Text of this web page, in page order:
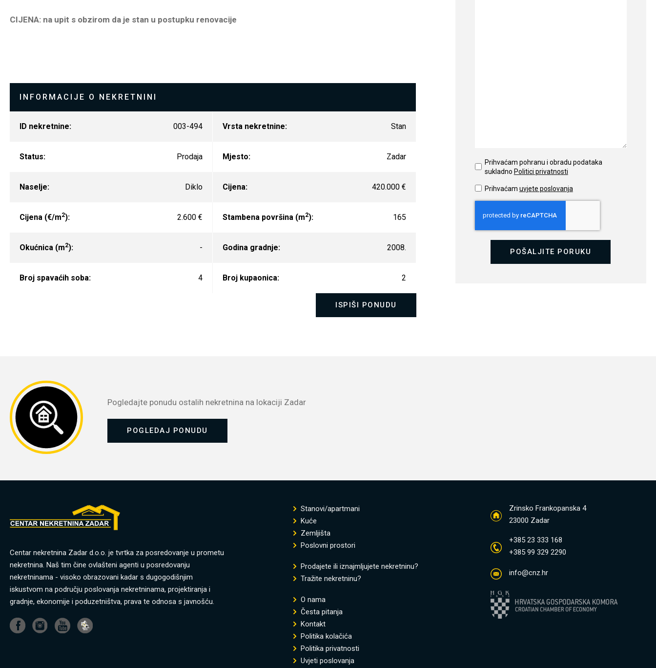
CIJENA: na upit s obzirom da je stan u postupku renovacije
INFORMACIJE O NEKRETNINI
ID nekretnine: 003-494 Vrsta nekretnine: Stan
Status: Prodaja Mjesto: Zadar
Naselje: Diklo Cijena: 420.000 €
Cijena (€/m2): 2.600 € Stambena površina (m2): 165
Okućnica (m2): - Godina gradnje: 2008.
Broj spavaćih soba: 4 Broj kupaonica: 2
ISPIŠI PONUDU
Prihvaćam pohranu i obradu podataka
sukladno Politici privatnosti
Prihvaćam uvjete poslovanja
POŠALJITE PORUKU
Pogledajte ponudu ostalih nekretnina na lokaciji Zadar
POGLEDAJ PONUDU
Centar nekretnina Zadar d.o.o. je tvrtka za posredovanje u prometu
nekretnina. Naš tim čine ovlašteni agenti u posredovanju
nekretninama - visoko obrazovani kadar s dugogodišnjim
iskustvom na području poslovanja nekretninama, projektiranja i
gradnje, ekonomije i poduzetništva, prava te odnosa s javnošću.
Stanovi/apartmani
Kuće
Zemljišta
Poslovni prostori
Prodajete ili iznajmljujete nekretninu?
Tražite nekretninu?
O nama
Česta pitanja
Kontakt
Politika kolačića
Politika privatnosti
Uvjeti poslovanja
Zrinsko Frankopanska 4
23000 Zadar
+385 23 333 168
+385 99 329 2290
info@cnz.hr